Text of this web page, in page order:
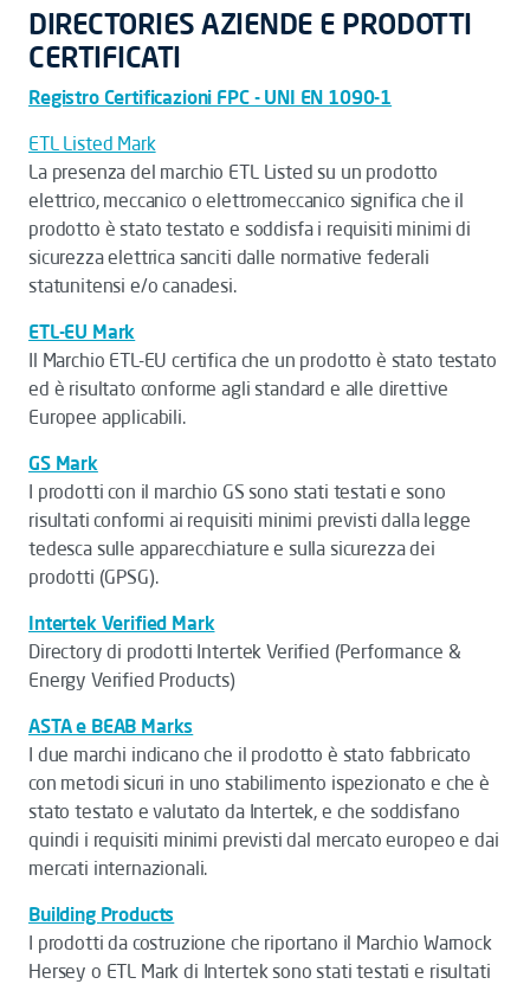
DIRECTORIES AZIENDE E PRODOTTI
CERTIFICATI
Registro Certificazioni FPC - UNI EN 1090-1
ETL Listed Mark
La presenza del marchio ETL Listed su un prodotto
elettrico, meccanico o elettromeccanico significa che il
prodotto è stato testato e soddisfa i requisiti minimi di
sicurezza elettrica sanciti dalle normative federali
statunitensi e/o canadesi.
ETL-EU Mark
Il Marchio ETL-EU certifica che un prodotto è stato testato
ed è risultato conforme agli standard e alle direttive
Europee applicabili.
GS Mark
I prodotti con il marchio GS sono stati testati e sono
risultati conformi ai requisiti minimi previsti dalla legge
tedesca sulle apparecchiature e sulla sicurezza dei
prodotti (GPSG).
Intertek Verified Mark
Directory di prodotti Intertek Verified (Performance &
Energy Verified Products)
ASTA e BEAB Marks
I due marchi indicano che il prodotto è stato fabbricato
con metodi sicuri in uno stabilimento ispezionato e che è
stato testato e valutato da Intertek, e che soddisfano
quindi i requisiti minimi previsti dal mercato europeo e dai
mercati internazionali.
Building Products
I prodotti da costruzione che riportano il Marchio Warnock
Hersey o ETL Mark di Intertek sono stati testati e risultati